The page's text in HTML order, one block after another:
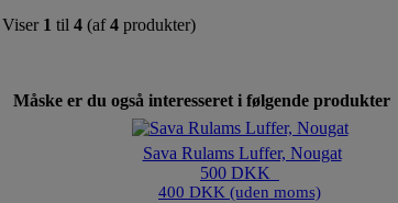
Viser 1 til 4 (af4 produkter)
Måske er du også interesseret i følgende produkter
Sava Rulams Luffer, Nougat
500 DKK
400 DKK (uden moms)